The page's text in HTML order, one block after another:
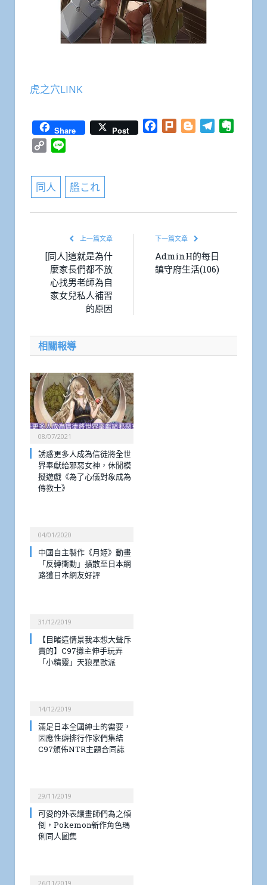
虎之穴LINK
Share Post Facebook
Plurk BloggerTelegram
Copy
同人 艦これ
上一篇文章
[同人]這就是為什
麼家長們都不放
心找男老師為自
家女兒私人補習
的原因
下一篇文章
AdminH的每日
鎮守府生活(106)
相關報導
08/07/2021
誘惑更多人成為信徒將全世
界奉獻給邪惡女神，休閒模
擬遊戲《為了心儀對象成為
傳教士》
04/01/2020
中國自主製作《月姫》動畫
「反轉衝動」擴散至日本網
路獲日本網友好評
31/12/2019
【目睹這情景我本想大聲斥
責的】C97攤主伸手玩弄
「小精靈」天狼星歐派
14/12/2019
滿足日本全國紳士的需要，
因應性癖排行作家們集結
C97頒佈NTR主題合同誌
29/11/2019
可愛的外表讓畫師們為之傾
倒，Pokemon新作角色瑪
俐同人圖集
26/11/2019